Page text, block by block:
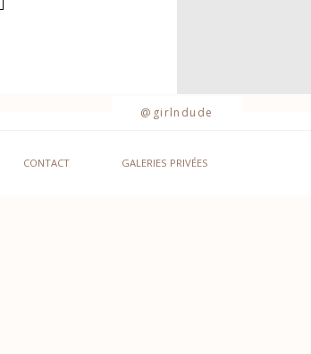
@girlndude
CONTACT GALERIES PRIVÉES